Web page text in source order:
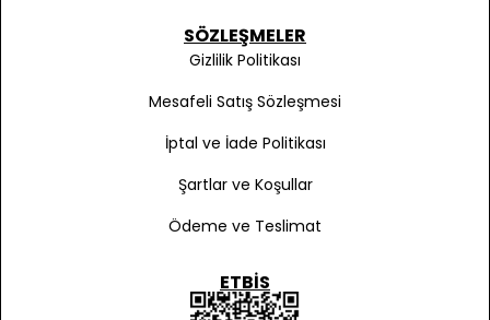
SÖZLEŞMELER
Gizlilik Politikası
Mesafeli Satış Sözleşmesi
İptal ve İade Politikası
Şartlar ve Koşullar
Ödeme ve Teslimat
ETBIS